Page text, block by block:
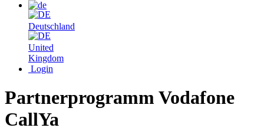
Deutschland
United
Kingdom
Login
Partnerprogramm Vodafone
CallYa